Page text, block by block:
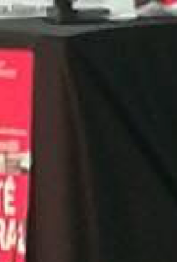
débattre de ce qui nous
intervention de bienvenue
gouvernement et du patronat.
des travailleurs, de